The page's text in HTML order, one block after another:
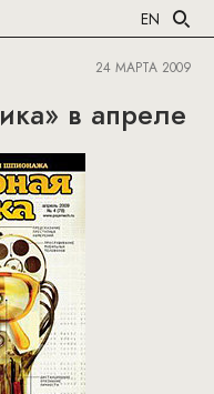
EN
24 МАРТА 2009
в апреле